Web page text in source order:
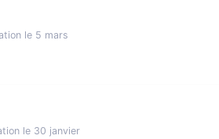
le 5 mars
le 30 janvier